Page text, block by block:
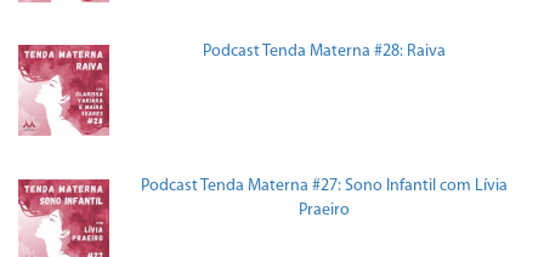
Podcast Tenda Materna #28: Raiva
Podcast Tenda Materna #27: Sono Infantil com Lívia
Praeiro